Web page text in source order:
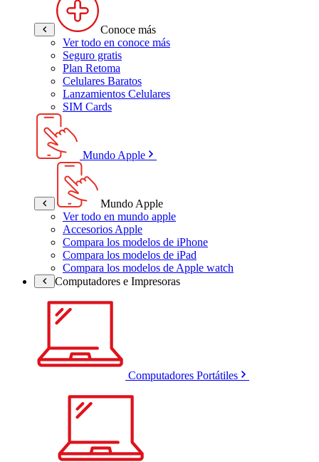
Conoce más
Ver todo en conoce más
Seguro gratis
Plan Retoma
Celulares Baratos
Lanzamientos Celulares
SIM Cards
Mundo Apple
Mundo Apple
Ver todo en mundo apple
Accesorios Apple
Compara los modelos de iPhone
Compara los modelos de iPad
Compara los modelos de Apple watch
Computadores e Impresoras
Computadores Portátiles